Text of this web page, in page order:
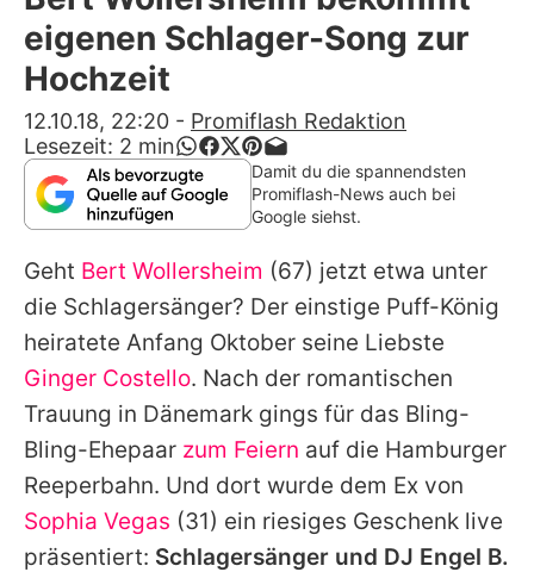
Alle Themen auf Promiflash
Jobs
App runterladen
Team
Redaktionelle Richtlinien
Impressum
Datenschutzerklärung
Nutzungsbedingungen
Utiq verwalten
eigenen Schlager-Song zur
Hochzeit
12.10.18, 22:20 - Promiflash Redaktion
Lesezeit: 2 min
Damit du die spannendsten
Promiflash-News auch bei
Google siehst.
Geht Bert Wollersheim (67) jetzt etwa unter
die Schlagersänger? Der einstige Puff-König
heiratete Anfang Oktober seine Liebste
Ginger Costello. Nach der romantischen
Trauung in Dänemark gings für das Bling-
Bling-Ehepaar zum Feiern auf die Hamburger
Reeperbahn. Und dort wurde dem Ex von
Sophia Vegas (31) ein riesiges Geschenk live
präsentiert: Schlagersänger und DJ Engel B.